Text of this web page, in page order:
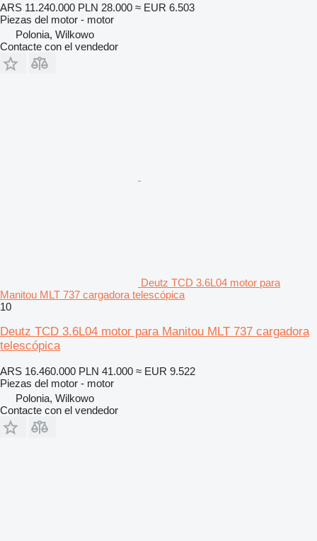
ARS 11.240.000 PLN 28.000 ≈ EUR 6.503
Piezas del motor - motor
Polonia, Wilkowo
Contacte con el vendedor
Deutz TCD 3.6L04 motor para
Manitou MLT 737 cargadora telescópica
10
Deutz TCD 3.6L04 motor para Manitou MLT 737 cargadora
telescópica
ARS 16.460.000 PLN 41.000 ≈ EUR 9.522
Piezas del motor - motor
Polonia, Wilkowo
Contacte con el vendedor